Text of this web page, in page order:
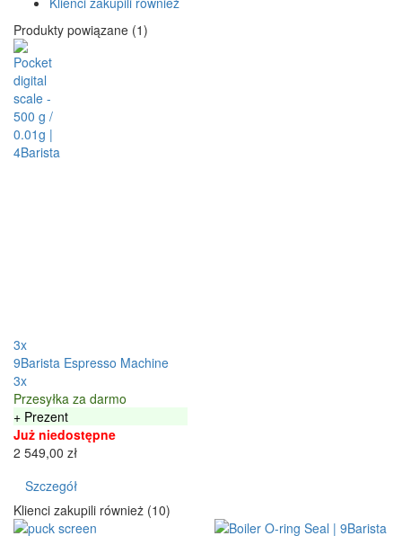
Produkty powiązane (1)
3x
9Barista Espresso Machine
3x
Przesyłka za darmo
+ Prezent
Już niedostępne
2 549,00 zł
Szczegół
Klienci zakupili również (10)